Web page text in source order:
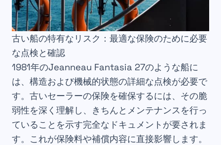
古い船の特有なリスク：最適な保険のために必要
な点検と確認
1981年のJeanneau Fantasia 27のような船に
は、構造および機械的状態の詳細な点検が必要で
す。古いセーラーの保険を確保するには、その脆
弱性を深く理解し、きちんとメンテナンスを行っ
ていることを示す完全なドキュメントが要されま
す。これが保険料や補償内容に直接影響します。